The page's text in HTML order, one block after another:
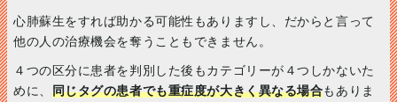
心肺蘇生をすれば助かる可能性もありますし、だからと言って
他の人の治療機会を奪うこともできません。
４つの区分に患者を判別した後もカテゴリーが４つしかないた
めに、 同じタグの患者でも重症度が大きく異なる場合もありま